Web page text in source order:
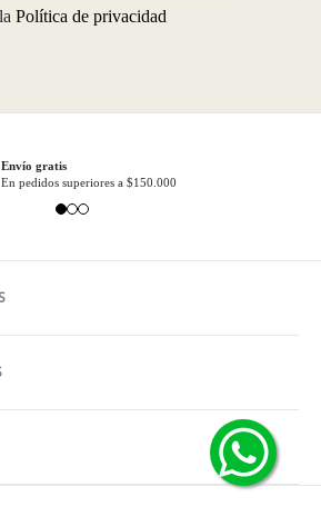
Política de privacidad
Envío gratis
En pedidos superiores a $150.000